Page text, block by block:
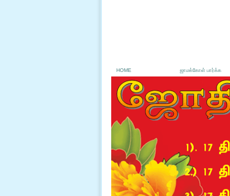
HOME ஜாமக்கோள் பார்க்க